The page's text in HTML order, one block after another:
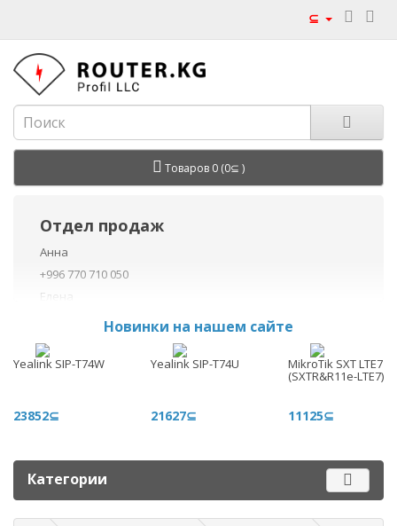
⊆
Товаров 0 (0⊆ )
Отдел продаж
Анна
+996 770 710 050
Елена
+996 770 710 040
+996 755 710 050
Данил
Новинки на нашем сайте
Yealink SIP-T74W
23852⊆
Yealink SIP-T74U
21627⊆
MikroTik SXT LTE7 kit
(SXTR&R11e-LTE7)
11125⊆
Категории